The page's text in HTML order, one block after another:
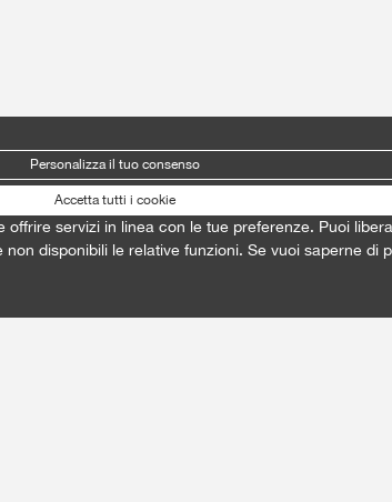
servizi in linea con le tue preferenze. Puoi
disponibili le relative funzioni. Se vuoi saperne di
Accetta tutti i cookie
Personalizza il tuo consenso